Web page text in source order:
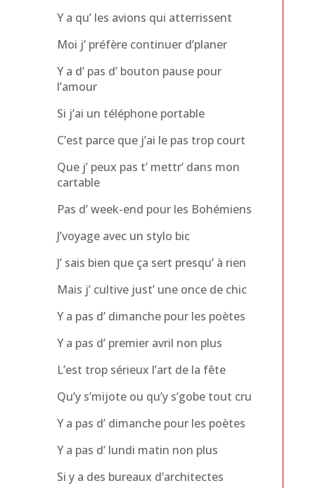
Y a qu’ les avions qui atterrissent
Moi j’ préfère continuer d’planer
Y a d’ pas d’ bouton pause pour
l’amour
Si j’ai un téléphone portable
C’est parce que j’ai le pas trop court
Que j’ peux pas t’ mettr’ dans mon
cartable
Pas d’ week-end pour les Bohémiens
J’voyage avec un stylo bic
J’ sais bien que ça sert presqu’ à rien
Mais j’ cultive just’ une once de chic
Y a pas d’ dimanche pour les poètes
Y a pas d’ premier avril non plus
L’est trop sérieux l’art de la fête
Qu’y s’mijote ou qu’y s’gobe tout cru
Y a pas d’ dimanche pour les poètes
Y a pas d’ lundi matin non plus
Si y a des bureaux d’architectes